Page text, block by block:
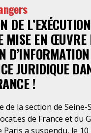
appel. Par
d’Etat a aboli les
psychiatrique de la
trop longtemps
DE
MISE EN ŒUVRE
DANS LES
!
de la section de
de France et du
a suspendu, le 10